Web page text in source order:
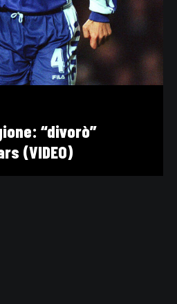
“divorò”
(VIDEO)